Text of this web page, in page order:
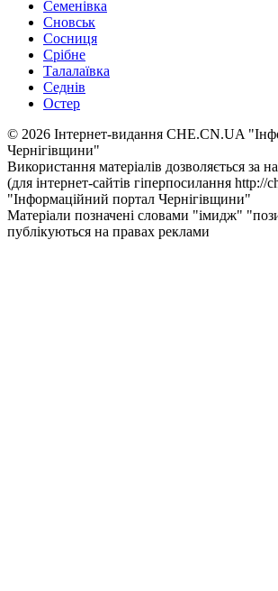
Семенівка
Сновськ
Сосниця
Срібне
Талалаївка
Седнів
Остер
© 2026 Інтернет-видання CHE.CN.UA
Чернiгiвщини"
Використання матеріалів дозволяється за
(для інтернет-сайтів гіперпосилання http://
"Інформаційний портал Чернiгiвщини"
Матеріали позначені словами "імидж"
публікуються на правах реклами